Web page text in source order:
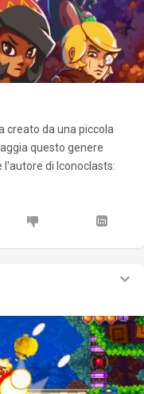
creato da una piccola
questo genere
l'autore di Iconoclasts: